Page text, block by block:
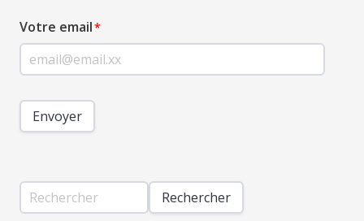
Votre email
Envoyer
Rechercher